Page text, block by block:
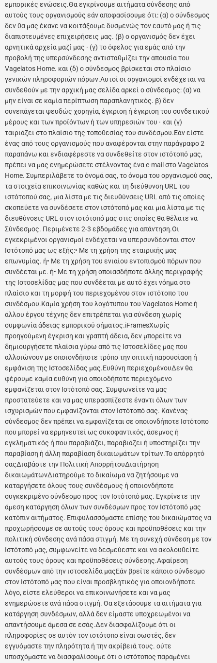
εμπορικές ενώσεις.Θα εγκρίνουμε αιτήματα σύνδεσης από
αυτούς τους οργανισμούς εάν αποφασίσουμε ότι: (α) ο σύνδεσμος
δεν θα μας έκανε να κοιτάξουμε δυσμενώς τον εαυτό μας ή τις
διαπιστευμένες επιχειρήσεις μας. (β) ο οργανισμός δεν έχει
αρνητικά αρχεία μαζί μας · (γ) το όφελος για εμάς από την
προβολή της υπερσύνδεσης αντισταθμίζει την απουσία του
Vagelatos Home. και (δ) ο σύνδεσμος βρίσκεται στο πλαίσιο
γενικών πληροφοριών πόρων.Αυτοί οι οργανισμοί ενδέχεται να
συνδεθούν με την αρχική μας σελίδα αρκεί ο σύνδεσμος: (α) να
μην είναι σε καμία περίπτωση παραπλανητικός. β) δεν
συνεπάγεται ψευδώς χορηγία, έγκριση ή έγκριση του συνδετικού
μέρους και των προϊόντων ή των υπηρεσιών του · και (γ)
ταιριάζει στο πλαίσιο της τοποθεσίας του συνδέσμου.Εάν είστε
ένας από τους οργανισμούς που αναφέρονται στην παράγραφο 2
παραπάνω και ενδιαφέρεστε να συνδεθείτε στον ιστότοπό μας,
πρέπει να μας ενημερώσετε στέλνοντας ένα e-mail στο Vagelatos
Home. Συμπεριλάβετε το όνομά σας, το όνομα του οργανισμού σας,
τα στοιχεία επικοινωνίας καθώς και τη διεύθυνση URL του
ιστότοπού σας, μια λίστα με τις διευθύνσεις URL από τις οποίες
σκοπεύετε να συνδέσετε στον ιστότοπό μας και μια λίστα με τις
διευθύνσεις URL στον ιστότοπό μας στις οποίες θα θέλατε να
Σύνδεσμος. Περιμένετε 2-3 εβδομάδες για απάντηση.Οι
εγκεκριμένοι οργανισμοί ενδέχεται να υπερσυνδέονται στον
Ιστότοπό μας ως εξής:• Με τη χρήση της εταιρικής μας
επωνυμίας. ή• Με τη χρήση του ενιαίου εντοπισμού πόρων που
συνδέεται με. ή• Με τη χρήση οποιασδήποτε άλλης περιγραφής
της Ιστοσελίδας μας που συνδέεται με αυτό έχει νόημα στο
πλαίσιο και τη μορφή του περιεχομένου στον ιστότοπο του
συνδέσμου.Καμία χρήση του λογότυπου του Vagelatos Home ή
άλλου έργου τέχνης δεν επιτρέπεται για σύνδεση χωρίς
συμφωνία άδειας εμπορικού σήματος.iFramesΧωρίς
προηγούμενη έγκριση και γραπτή άδεια, δεν μπορείτε να
δημιουργήσετε πλαίσια γύρω από τις Ιστοσελίδες μας που
αλλοιώνουν με οποιονδήποτε τρόπο την οπτική παρουσίαση ή
εμφάνιση της Ιστοσελίδας μας.Ευθύνη περιεχομένουΔεν θα
φέρουμε καμία ευθύνη για οποιοδήποτε περιεχόμενο
εμφανίζεται στον Ιστότοπό σας. Συμφωνείτε να μας
προστατεύετε και να μας υπερασπίζεστε έναντι όλων των
ισχυρισμών που εμφανίζονται στον Ιστότοπό σας. Κανένας
σύνδεσμος δεν πρέπει να εμφανίζεται σε οποιονδήποτε Ιστότοπο
που μπορεί να ερμηνευτεί ως συκοφαντικός, άσεμνος ή
εγκληματικός ή που παραβιάζει, παραβιάζει ή υποστηρίζει την
παραβίαση ή άλλη παραβίαση δικαιωμάτων τρίτων.Το απόρρητό
σαςΔιαβάστε την Πολιτική ΑπορρήτουΔιατήρηση
δικαιωμάτωνΔιατηρούμε το δικαίωμα να ζητήσουμε να
καταργήσετε όλους τους συνδέσμους ή οποιονδήποτε
συγκεκριμένο σύνδεσμο προς τον Ιστότοπό μας. Εγκρίνετε την
άμεση κατάργηση όλων των συνδέσμων προς τον Ιστότοπό μας
κατόπιν αιτήματος. Επιφυλασσόμαστε επίσης του δικαιώματος να
προχωρήσουμε σε αυτούς τους όρους και προϋποθέσεις και την
πολιτική σύνδεσης ανά πάσα στιγμή. Με τη συνεχή σύνδεση με τον
Ιστότοπό μας, συμφωνείτε να δεσμεύεστε και να ακολουθείτε
αυτούς τους όρους και προϋποθέσεις σύνδεσης.Αφαίρεση
συνδέσμων από την ιστοσελίδα μαςΕάν βρείτε κάποιο σύνδεσμο
στον Ιστότοπό μας που είναι προσβλητικός για οποιονδήποτε
λόγο, είστε ελεύθεροι να επικοινωνήσετε και να μας
ενημερώσετε ανά πάσα στιγμή. Θα εξετάσουμε τα αιτήματα για
κατάργηση συνδέσμων, αλλά δεν είμαστε υποχρεωμένοι να
απαντήσουμε άμεσα σε εσάς.Δεν διασφαλίζουμε ότι οι
πληροφορίες σε αυτόν τον ιστότοπο είναι σωστές, δεν
εγγυόμαστε την πληρότητα ή την ακρίβειά τους. ούτε
υποσχόμαστε να διασφαλίσουμε ότι ο ιστότοπος παραμένει